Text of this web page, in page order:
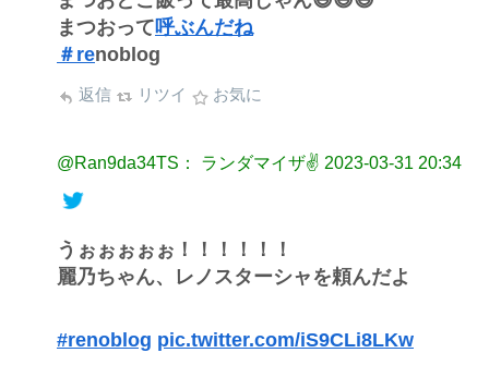
まつおって呼ぶんだね
＃renoblog
返信 リツイ お気に
@Ran9da34TS： ランダマイザ✌️ 2023-03-31 20:34
うぉぉぉぉぉ！！！！！！
麗乃ちゃん、レノスターシャを頼んだよ
#renoblog pic.twitter.com/iS9CLi8LKw